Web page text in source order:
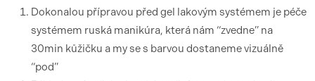
Dokonalou přípravou před gel lakovým systémem je péče
systémem ruská manikúra, která nám “zvedne” na
30min kůžičku a my se s barvou dostaneme vizuálně
“pod”